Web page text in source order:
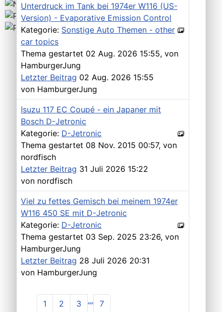
Unterdruck im Tank bei 1974er W116 (US-
Version) - Evaporative Emission Control
Kategorie: Sonstige Auto Themen - other
car topics
Thema gestartet 02 Aug. 2026 15:55, von
HamburgerJung
Letzter Beitrag 02 Aug. 2026 15:55
von HamburgerJung
Isuzu 117 EC Coupé - ein Japaner mit
Bosch D-Jetronic
Kategorie: D-Jetronic
Thema gestartet 08 Nov. 2015 00:57, von
nordfisch
Letzter Beitrag 31 Juli 2026 15:22
von nordfisch
Viel zu fettes Gemisch bei meinem 1974er
W116 450 SE mit D-Jetronic
Kategorie: D-Jetronic
Thema gestartet 03 Sep. 2025 23:26, von
HamburgerJung
Letzter Beitrag 28 Juli 2026 20:31
von HamburgerJung
1 2 3 ... 7